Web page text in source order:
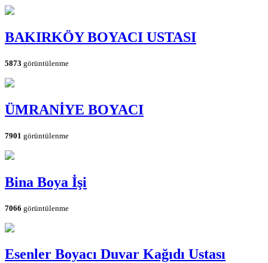
BAKIRKÖY BOYACI USTASI
5873 görüntülenme
ÜMRANİYE BOYACI
7901 görüntülenme
Bina Boya İşi
7066 görüntülenme
Esenler Boyacı Duvar Kağıdı Ustası